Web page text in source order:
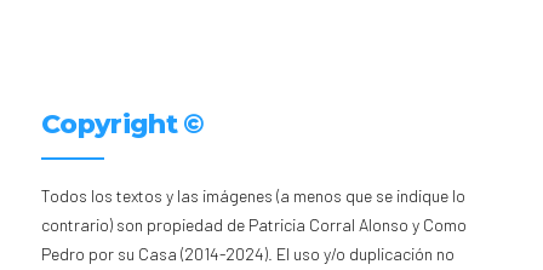
Copyright ©
Todos los textos y las imágenes (a menos que se indique lo
contrario) son propiedad de Patricia Corral Alonso y Como
Pedro por su Casa (2014-2024). El uso y/o duplicación no